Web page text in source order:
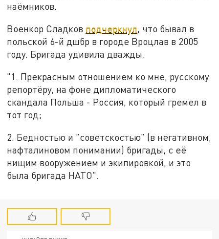
наёмников.
Военкор Сладков подчеркнул, что бывал в
польской 6-й дшбр в городе Вроцлав в 2005
году. Бригада удивила дважды:
"1. Прекрасным отношением ко мне, русскому
репортёру, на фоне дипломатического
скандала Польша - Россия, который гремел в
тот год;
2. Бедностью и "советскостью" (в негативном,
нафталиновом понимании) бригады, с её
нищим вооружением и экипировкой, и это
была бригада НАТО".